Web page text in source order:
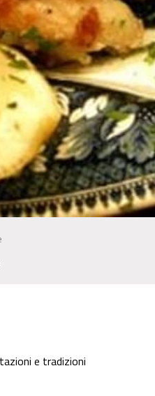
e tradizioni